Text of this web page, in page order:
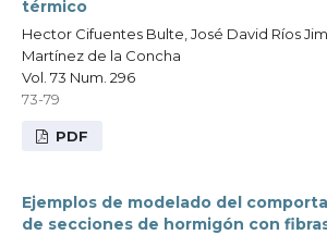
térmico
Hector Cifuentes Bulte, José David Ríos
Martínez de la Concha
Vol. 73 Num. 296
73-79
PDF
Ejemplos de modelado del
de secciones de hormigón con